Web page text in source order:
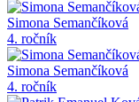
Simona Semančíková
4. ročník
Simona Semančíková
4. ročník